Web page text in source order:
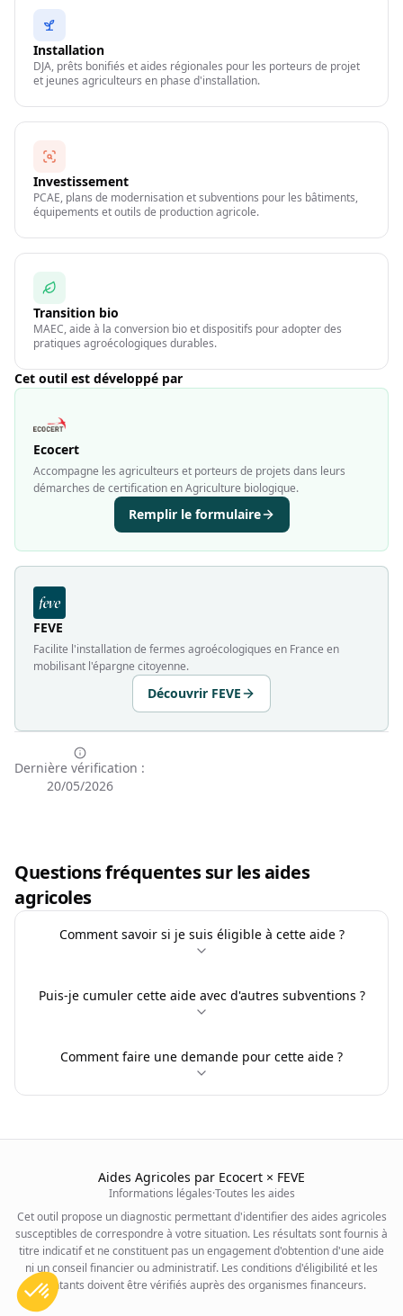
Installation
DJA, prêts bonifiés et aides régionales pour les porteurs de projet
et jeunes agriculteurs en phase d'installation.
Investissement
PCAE, plans de modernisation et subventions pour les bâtiments,
équipements et outils de production agricole.
Transition bio
MAEC, aide à la conversion bio et dispositifs pour adopter des
pratiques agroécologiques durables.
Cet outil est développé par
Ecocert
Accompagne les agriculteurs et porteurs de projets dans leurs
démarches de certification en Agriculture biologique.
Remplir le formulaire
FEVE
Facilite l'installation de fermes agroécologiques en France en
mobilisant l'épargne citoyenne.
Découvrir FEVE
Dernière vérification :
20/05/2026
Questions fréquentes sur les aides
agricoles
Comment savoir si je suis éligible à cette aide ?
Puis-je cumuler cette aide avec d'autres subventions ?
Comment faire une demande pour cette aide ?
Aides Agricoles par Ecocert × FEVE
Informations légales·Toutes les aides
Cet outil propose un diagnostic permettant d'identifier des aides agricoles
susceptibles de correspondre à votre situation. Les résultats sont fournis à
titre indicatif et ne constituent pas un engagement d'obtention d'une aide
ni un conseil financier ou administratif. Les conditions d'éligibilité et les
montants doivent être vérifiés auprès des organismes financeurs.